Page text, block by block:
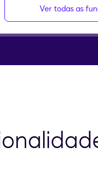
Ver todas as